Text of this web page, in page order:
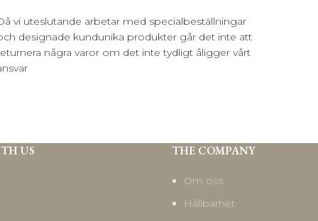
vi uteslutande arbetar med specialbeställningar
designade kundunika produkter går det inte att
några varor om det inte tydligt åligger vårt
US THE COMPANY
Om oss
Hållbarhet